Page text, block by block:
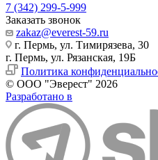
7 (342) 299-5-999
Заказать звонок
zakaz@everest-59.ru
г. Пермь, ул. Тимирязева, 30
г. Пермь, ул. Рязанская, 19Б
Политика
© ООО "Эверест" 2026
Разработано в